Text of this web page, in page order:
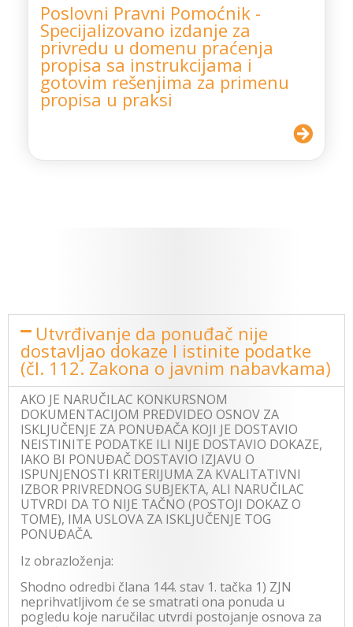
Poslovni Pravni Pomoćnik -
Specijalizovano izdanje za
privredu u domenu praćenja
propisa sa instrukcijama i
gotovim rešenjima za primenu
propisa u praksi
Utvrđivanje da ponuđač nije
dostavljao dokaze I istinite podatke
(čl. 112. Zakona o javnim nabavkama)
AKO JE NARUČILAC KONKURSNOM
DOKUMENTACIJOM PREDVIDEO OSNOV ZA
ISKLJUČENJE ZA PONUĐAČA KOJI JE DOSTAVIO
NEISTINITE PODATKE ILI NIJE DOSTAVIO DOKAZE,
IAKO BI PONUĐAČ DOSTAVIO IZJAVU O
ISPUNJENOSTI KRITERIJUMA ZA KVALITATIVNI
IZBOR PRIVREDNOG SUBJEKTA, ALI NARUČILAC
UTVRDI DA TO NIJE TAČNO (POSTOJI DOKAZ O
TOME), IMA USLOVA ZA ISKLJUČENJE TOG
PONUĐAČA.
Iz obrazloženja:
Shodno odredbi člana 144. stav 1. tačka 1) ZJN
neprihvatljivom će se smatrati ona ponuda u
pogledu koje naručilac utvrdi postojanje osnova za